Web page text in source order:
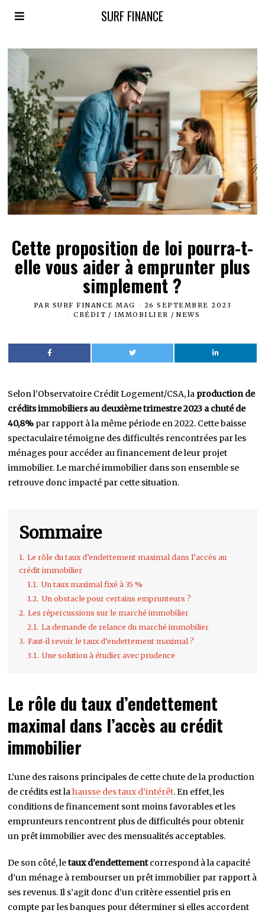
SURF FINANCE
Cette proposition de loi pourra-t-
elle vous aider à emprunter plus
simplement ?
PAR SURF FINANCE MAG
26 SEPTEMBRE 2023
CRÉDIT / IMMOBILIER / NEWS
Selon l’Observatoire Crédit Logement/CSA, la production de
crédits immobiliers au deuxième trimestre 2023 a chuté de
40,8% par rapport à la même période en 2022. Cette baisse
spectaculaire témoigne des difficultés rencontrées par les
ménages pour accéder au financement de leur projet
immobilier. Le marché immobilier dans son ensemble se
retrouve donc impacté par cette situation.
Sommaire
1. Le rôle du taux d’endettement maximal dans l’accès au
crédit immobilier
1.1. Un taux maximal fixé à 35 %
1.2. Un obstacle pour certains emprunteurs ?
2. Les répercussions sur le marché immobilier
2.1. La demande de relance du marché immobilier
3. Faut-il revoir le taux d’endettement maximal ?
3.1. Une solution à étudier avec prudence
Le rôle du taux d’endettement
maximal dans l’accès au crédit
immobilier
L’une des raisons principales de cette chute de la production
de crédits est lahausse des taux d’intérêt. En effet, les
conditions de financement sont moins favorables et les
emprunteurs rencontrent plus de difficultés pour obtenir
un prêt immobilier avec des mensualités acceptables.
De son côté, letaux d’endettementcorrespond à la capacité
d’un ménage à rembourser un prêt immobilier par rapport à
ses revenus. Il s’agit donc d’un critère essentiel pris en
compte par les banques pour déterminer si elles accordent